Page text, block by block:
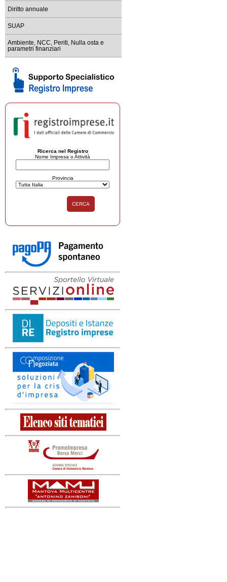
Diritto annuale
SUAP
Ambiente, NCC, Periti, Nulla osta e
parametri finanziari
Ricerca nel Registro
Nome Impresa o Attività
Provincia
CERCA